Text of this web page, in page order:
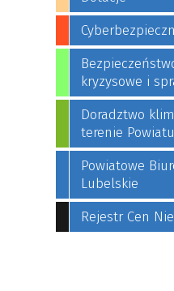
kryzysowe i
Doradztwo
terenie
Powiatowe
Lubelskie
Rejestr Cen